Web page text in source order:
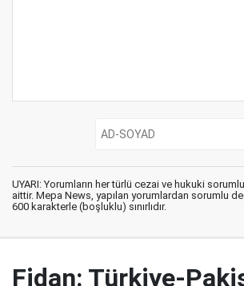
UYARI: Yorumların her türlü cezai ve hukuki
aittir. Mepa News, yapılan yorumlardan sorumlu
600 karakterle (boşluklu) sınırlıdır.
Fidan: Türkiye-